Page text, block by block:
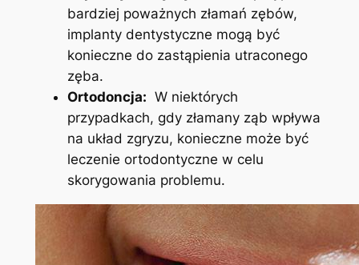
bardziej poważnych złamań zębów,
implanty ‍dentystyczne mogą być
konieczne ⁣do zastąpienia utraconego
zęba.
Ortodoncja: ‍ W​ niektórych⁤
przypadkach, gdy złamany ząb wpływa
na układ zgryzu, konieczne ⁢może być
leczenie ortodontyczne ‌w ​celu
skorygowania problemu.